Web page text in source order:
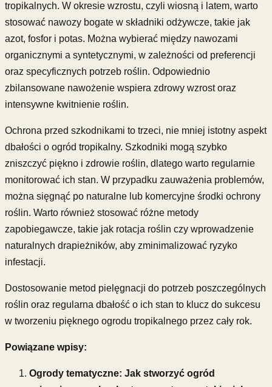
tropikalnych. W okresie wzrostu, czyli wiosną i latem, warto
stosować nawozy bogate w składniki odżywcze, takie jak
azot, fosfor i potas. Można wybierać między nawozami
organicznymi a syntetycznymi, w zależności od preferencji
oraz specyficznych potrzeb roślin. Odpowiednio
zbilansowane nawożenie wspiera zdrowy wzrost oraz
intensywne kwitnienie roślin.
Ochrona przed szkodnikami to trzeci, nie mniej istotny aspekt
dbałości o ogród tropikalny. Szkodniki mogą szybko
zniszczyć piękno i zdrowie roślin, dlatego warto regularnie
monitorować ich stan. W przypadku zauważenia problemów,
można sięgnąć po naturalne lub komercyjne środki ochrony
roślin. Warto również stosować różne metody
zapobiegawcze, takie jak rotacja roślin czy wprowadzenie
naturalnych drapieżników, aby zminimalizować ryzyko
infestacji.
Dostosowanie metod pielęgnacji do potrzeb poszczególnych
roślin oraz regularna dbałość o ich stan to klucz do sukcesu
w tworzeniu pięknego ogrodu tropikalnego przez cały rok.
Powiązane wpisy:
Ogrody tematyczne: Jak stworzyć ogród